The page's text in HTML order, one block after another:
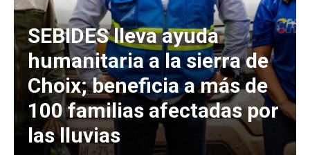
SEBIDES lleva ayuda
humanitaria a la sierra de
Choix; beneficia a más de
100 familias afectadas por
las lluvias